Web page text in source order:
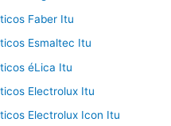
Faber Itu
Esmaltec Itu
éLica Itu
Electrolux Itu
Electrolux Icon Itu